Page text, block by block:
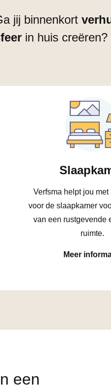
jij binnenkort
in huis creëren?
Verfsma helpt jou
voor de slaapkamer
van een rustgevende
ruimte.
Meer
een